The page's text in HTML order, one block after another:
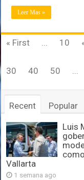
Leer Mas »
« First ... 10
30
40 50 ...
Recent Popular
Luis
Vallarta
1 semana ago